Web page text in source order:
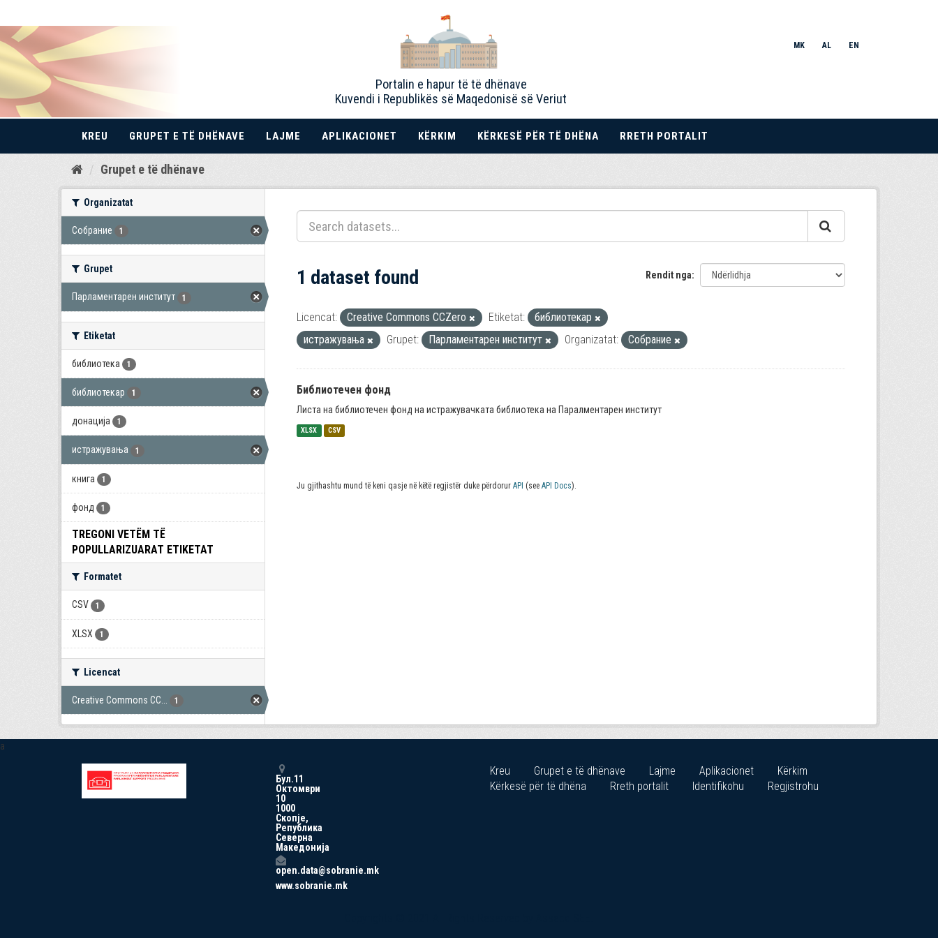
Kalo
Portalin e hapur të të dhënave
Kuvendi i Republikës së Maqedonisë së Veriut
MK AL EN
KREU GRUPET E TË DHËNAVE LAJME APLIKACIONET KËRKIM KËRKESË PËR TË DHËNA RRETH PORTALIT
Grupet e të dhënave
Organizatat
Собрание 1
Grupet
Парламентарен институт 1
Etiketat
библиотека 1
библиотекар 1
донација 1
истражувања 1
книга 1
фонд 1
TREGONI VETËM TË
POPULLARIZUARAT ETIKETAT
Formatet
CSV 1
XLSX 1
Licencat
Creative Commons CC... 1
Rendit nga
1 dataset found
Licencat: Creative Commons CCZero Etiketat:
библиотекар
истражувања
Grupet: Парламентарен институт Organizatat: Собрание
Библиотечен фонд
Листа на библиотечен фонд на истражувачката библиотека на Паралментарен институт
XLSX CSV
Ju gjithashtu mund të keni qasje në këtë regjistër duke përdorur API (see API Docs).
a
Бул.11
Октомври
10
1000
Скопје,
Република
Северна
Македонија
open.data@sobranie.mk
www.sobranie.mk
Kreu Grupet e të dhënave Lajme Aplikacionet
Kërkim
Kërkesë për të dhëna
Rreth portalit Identifikohu Regjistrohu